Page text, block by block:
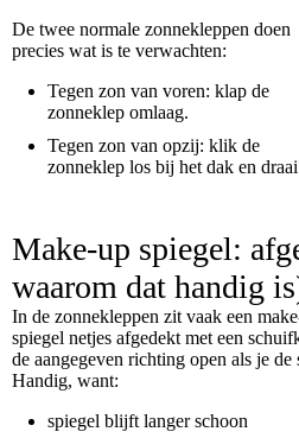
De twee normale zonnekleppen doen
precies wat is te verwachten:
Tegen zon van voren: klap de
zonneklep omlaag.
Tegen zon van opzij: klik de
zonneklep los bij het dak en
Make-up spiegel:
waarom dat handig
In de zonnekleppen zit vaak een
spiegel netjes afgedekt met een
de aangegeven richting open als je
Handig, want:
spiegel blijft langer schoon